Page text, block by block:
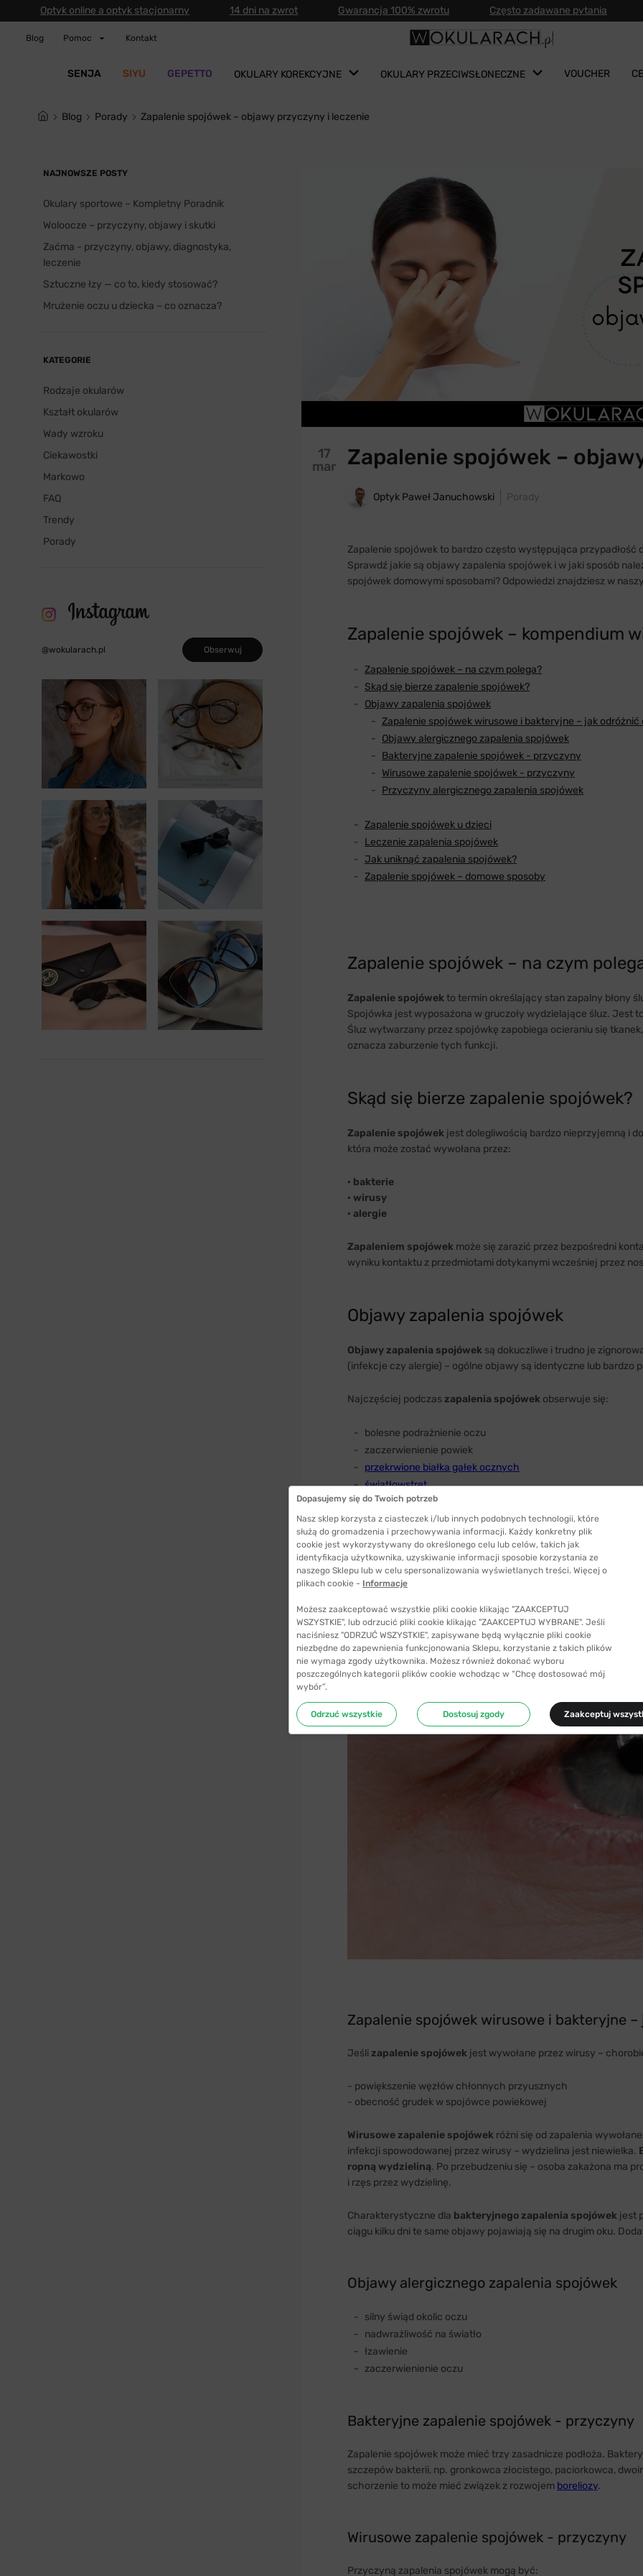
Optyk online a optyk stacjonarny 14 dni na zwrot Gwarancja 100% zwrotu Często zadawane pytania
Blog Pomoc Kontakt
SENJA SIYU GEPETTO OKULARY KOREKCYJNE OKULARY PRZECIWSŁONECZNE VOUCHER
NAJNOWSZE POSTY
Okulary sportowe – Kompletny Poradnik
Woloocze – przyczyny, objawy i skutki
Zaćma - przyczyny, objawy, diagnostyka,
leczenie
Sztuczne łzy — co to, kiedy stosować?
Mrużenie oczu u dziecka – co oznacza?
KATEGORIE
Rodzaje okularów
Kształt okularów
Wady wzroku
Ciekawostki
Markowo
FAQ
Trendy
Porady
@wokularach.pl Obserwuj
blog Porady Zapalenie spojówek – objawy przyczyny i leczenie
Zapalenie spojówek –
17
mar
Optyk Paweł Januchowski Porady
Zapalenie spojówek to bardzo często występująca
Sprawdź jakie są objawy zapalenia spojówek i w jaki sposób
spojówek domowymi sposobami? Odpowiedzi znajdziesz w
Zapalenie spojówek – kompendium
Zapalenie spojówek – na czym polega?
Skąd się bierze zapalenie spojówek?
Objawy zapalenia spojówek
Zapalenie spojówek wirusowe i bakteryjne – jak odróżnić
Objawy alergicznego zapalenia spojówek
Bakteryjne zapalenie spojówek - przyczyny
Wirusowe zapalenie spojówek - przyczyny
Przyczyny alergicznego zapalenia spojówek
Zapalenie spojówek u dzieci
Leczenie zapalenia spojówek
Jak uniknąć zapalenia spojówek?
Zapalenie spojówek – domowe sposoby
Zapalenie spojówek – na czym
Zapalenie spojówekto termin określający stan zapalny błony
Spojówka jest wyposażona w gruczoły wydzielające śluz. Jest
Śluz wytwarzany przez spojówkę zapobiega ocieraniu się
oznacza zaburzenie tych funkcji.
Skąd się bierze zapalenie spojówek?
Zapalenie spojówek jest dolegliwością bardzo nieprzyjemną i
która może zostać wywołana przez:
· bakterie
· wirusy
· alergie
Zapaleniem spojówek może się zarazić przez bezpośredni
wyniku kontaktu z przedmiotami dotykanymi wcześniej przez
Objawy zapalenia spojówek
Objawy zapalenia spojówek są dokuczliwe i trudno je
(infekcje czy alergie) – ogólne objawy są identyczne lub bardzo
Najczęściej podczas zapalenia spojówek obserwuje się:
bolesne podrażnienie oczu
zaczerwienienie powiek
przekrwione białka gałek ocznych
światłowstręt
łzawienie
swędzenie oczu i powiek
uczucie pieczenia
wrażenieobcego ciała w oku
Zapalenie spojówek wirusowe i bakteryjne
Jeśli zapalenie spojówek jest wywołane przez wirusy –
- powiększenie węzłów chłonnych przyusznych
- obecność grudek w spojówce powiekowej
Wirusowe zapalenie spojówek różni się od zapalenia
infekcji spowodowanej przez wirusy – wydzielina jest niewielka.
ropną wydzieliną. Po przebudzeniu się – osoba zakażona ma
i rzęs przez wydzielinę.
Charakterystyczne dla bakteryjnego zapalenia spojówek jest
ciągu kilku dni te same objawy pojawiają się na drugim oku.
Objawy alergicznego zapalenia spojówek
silny świąd okolic oczu
nadwrażliwość na światło
łzawienie
zaczerwienienie oczu
Bakteryjne zapalenie spojówek - przyczyny
Zapalenie spojówek może mieć trzy zasadnicze podłoża.
szczepów bakterii, np. gronkowca złocistego, paciorkowca,
schorzenie to może mieć związek z rozwojem boreliozy.
Wirusowe zapalenie spojówek - przyczyny
Przyczyną zapalenia spojówek mogą być:
Dopasujemy się do Twoich potrzeb
Nasz sklep korzysta z ciasteczek i/lub innych podobnych technologii, które
służą do gromadzenia i przechowywania informacji. Każdy konkretny plik
cookie jest wykorzystywany do określonego celu lub celów, takich jak
identyfikacja użytkownika, uzyskiwanie informacji sposobie korzystania ze
naszego Sklepu lub w celu spersonalizowania wyświetlanych treści. Więcej o
plikach cookie - Informacje
Możesz zaakceptować wszystkie pliki cookie klikając "ZAAKCEPTUJ
WSZYSTKIE", lub odrzucić pliki cookie klikając "ZAAKCEPTUJ WYBRANE". Jeśli
naciśniesz "ODRZUĆ WSZYSTKIE", zapisywane będą wyłącznie pliki cookie
niezbędne do zapewnienia funkcjonowania Sklepu, korzystanie z takich plików
nie wymaga zgody użytkownika. Możesz również dokonać wyboru
poszczególnych kategorii plików cookie wchodząc w “Chcę dostosować mój
wybór”.
Odrzuć wszystkie Dostosuj zgody Zaakceptuj